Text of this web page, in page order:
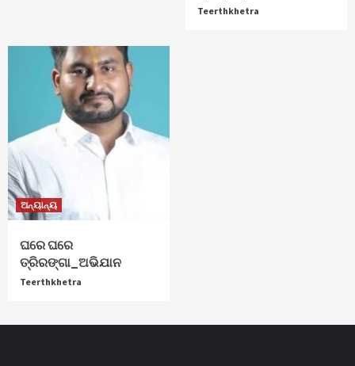
Teerthkhetra
ଅନ୍ୟାନ୍ୟ
ଘରେ ଘରେ
ତ୍ରିରଙ୍ଗା_ଅଭିଯାନ
Teerthkhetra